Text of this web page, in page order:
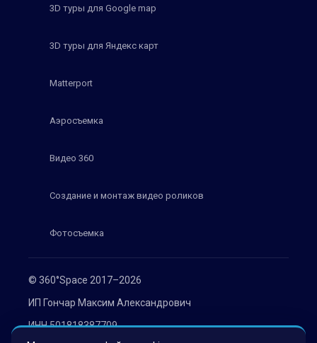
© 360°Space 2017–2026
ИП Гончар Максим Александрович
ИНН 501818387709
3D туры для Google map
3D туры для Яндекс карт
Matterport
Аэросъемка
Видео 360
Создание и монтаж видео роликов
Фотосъемка